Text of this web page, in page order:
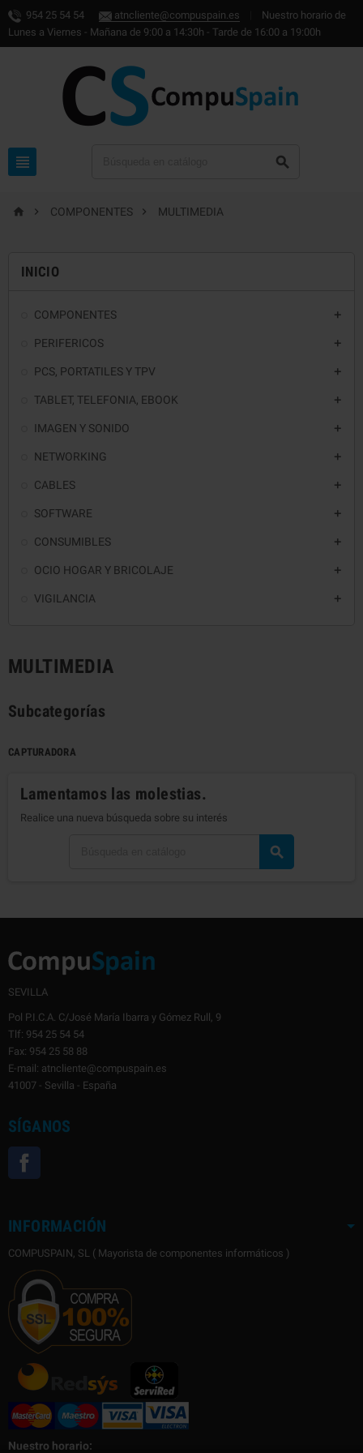
954 25 54 54 atncliente@compuspain.es
Nuestro horario de
Lunes a Viernes - Mañana de 9:00 a 14:30h - Tarde de 16:00 a 19:00h
 
  COMPONENTES  MULTIMEDIA
INICIO
COMPONENTES 
PERIFERICOS 
PCS, PORTATILES Y TPV 
TABLET, TELEFONIA, EBOOK 
IMAGEN Y SONIDO 
NETWORKING 
CABLES 
SOFTWARE 
CONSUMIBLES 
OCIO HOGAR Y BRICOLAJE 
VIGILANCIA 
MULTIMEDIA
Subcategorías
CAPTURADORA
Lamentamos las molestias.
Realice una nueva búsqueda sobre su interés

SEVILLA
Pol P.I.C.A. C/José María Ibarra y Gómez Rull, 9
Tlf: 954 25 54 54
Fax: 954 25 58 88
E-mail: atncliente@compuspain.es
41007 - Sevilla - España
SÍGANOS
INFORMACIÓN
COMPUSPAIN, SL ( Mayorista de componentes informáticos )
Nuestro horario: